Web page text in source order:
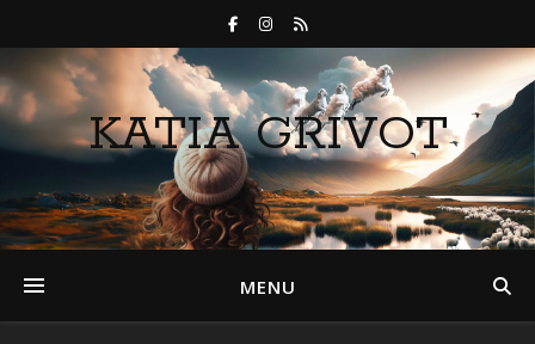
KATIA GRIVOT
MENU